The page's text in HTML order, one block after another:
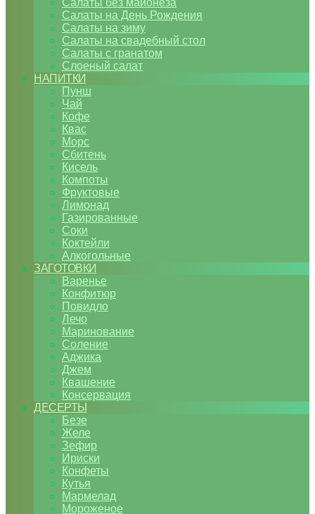
Салаты без майонеза
Салаты на День Рождения
Салаты на зиму
Салаты на свадебный стол
Салаты с гранатом
Слоеный салат
НАПИТКИ
Пунш
Чай
Кофе
Квас
Морс
Сбитень
Кисель
Компоты
Фруктовые
Лимонад
Газированные
Соки
Коктейли
Алкогольные
ЗАГОТОВКИ
Варенье
Конфитюр
Повидло
Лечо
Маринование
Соление
Аджика
Джем
Квашение
Консервация
ДЕСЕРТЫ
Безе
Желе
Зефир
Ириски
Конфеты
Кутья
Мармелад
Мороженое